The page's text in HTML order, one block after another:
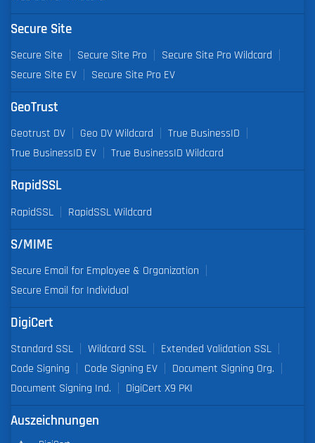
Secure Site
Secure Site Secure Site Pro
Secure Site Pro Wildcard
Secure Site EV
Secure Site Pro EV
GeoTrust
Geotrust DV Geo DV Wildcard
True BusinessID
True BusinessID EV
True BusinessID Wildcard
RapidSSL
RapidSSL RapidSSL Wildcard
S/MIME
Secure Email for Employee & Organization
Secure Email for Individual
DigiCert
Standard SSL Wildcard SSL
Extended Validation SSL
Code Signing
Code Signing EV
Document Signing Org.
Document Signing Ind.
DigiCert X9 PKI
Auszeichnungen